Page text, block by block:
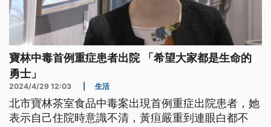
寶林中毒首例重症患者出院 「希望大家都是生命的
勇士」
2024/4/29 12:03 生活
北市寶林茶室食品中毒案出現首例重症出院患者，她
表示自己住院時意識不清，黃疸嚴重到連眼白都不